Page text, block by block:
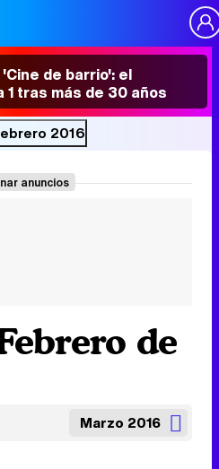
de barrio': el
1 tras más de 30 años
2016
anuncios
de
Marzo 2016